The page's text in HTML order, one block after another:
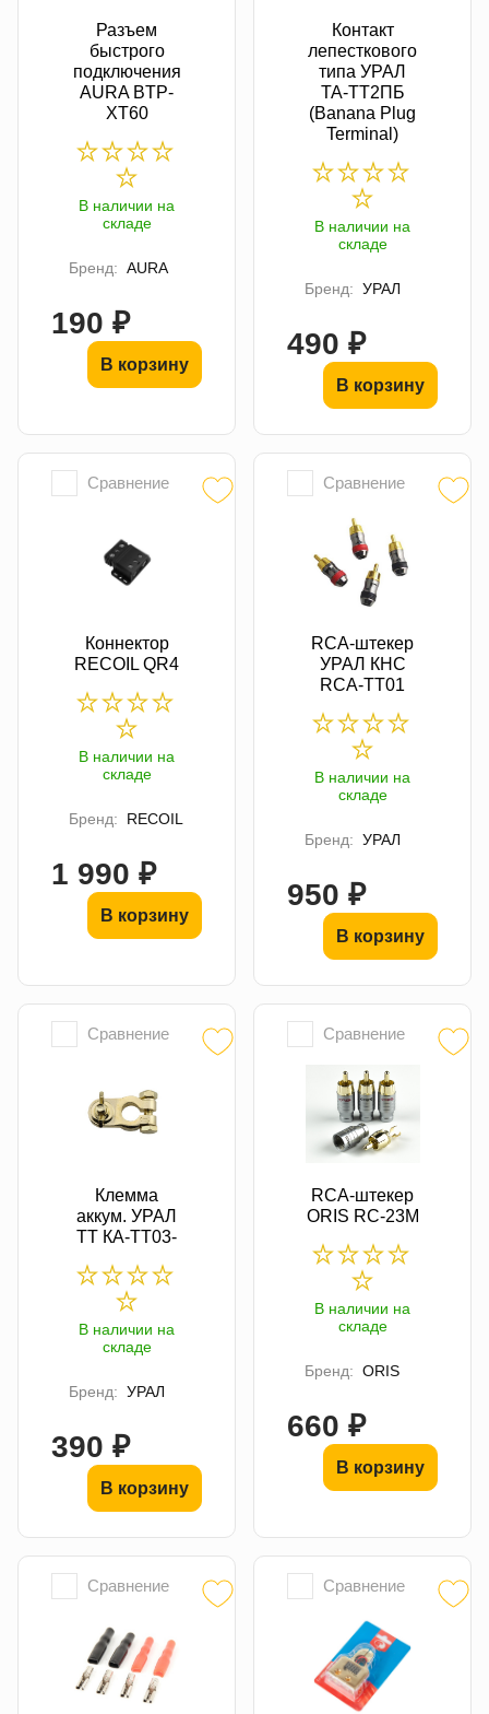
Разъем
быстрого
подключения
AURA BTP-
XT60
В наличии на
складе
Бренд: AURA
190 ₽
В корзину
Контакт
лепесткового
типа УРАЛ
TA-TT2ПБ
(Banana Plug
Terminal)
В наличии на
складе
Бренд: УРАЛ
490 ₽
В корзину
Сравнение
Коннектор
RECOIL QR4
В наличии на
складе
Бренд: RECOIL
1 990 ₽
В корзину
Сравнение
RCA-штекер
УРАЛ КНС
RCA-ТТ01
В наличии на
складе
Бренд: УРАЛ
950 ₽
В корзину
Сравнение
Клемма
аккум. УРАЛ
ТТ КА-ТТ03-
В наличии на
складе
Бренд: УРАЛ
390 ₽
В корзину
Сравнение
RCA-штекер
ORIS RC-23M
В наличии на
складе
Бренд: ORIS
660 ₽
В корзину
Сравнение Сравнение